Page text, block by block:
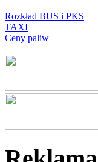
Rozkład BUS i PKS
TAXI
Ceny paliw